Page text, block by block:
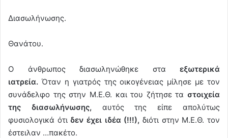
Διασωλήνωσης.
Θανάτου.
Ο άνθρωπος διασωληνώθηκε στα εξωτερικά
ιατρεία. Όταν η γιατρός της οικογένειας μίλησε με τον
συνάδελφο της στην Μ.Ε.Θ. και του ζήτησε τα στοιχεία
της διασωλήνωσης, αυτός της είπε απολύτως
φυσιολογικά ότιδεν έχει ιδέα (!!!),διότι στην Μ.Ε.Θ. τον
έστειλαν …πακέτο.